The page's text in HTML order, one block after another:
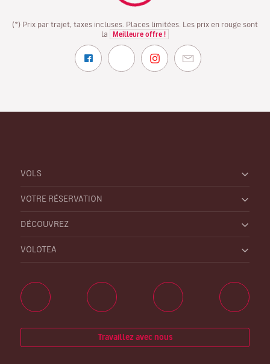
(*) Prix par trajet, taxes incluses. Places limitées. Les prix en rouge sont
la
Meilleure offre !
VOLS
VOTRE RÉSERVATION
DÉCOUVREZ
VOLOTEA
Travaillez avec nous